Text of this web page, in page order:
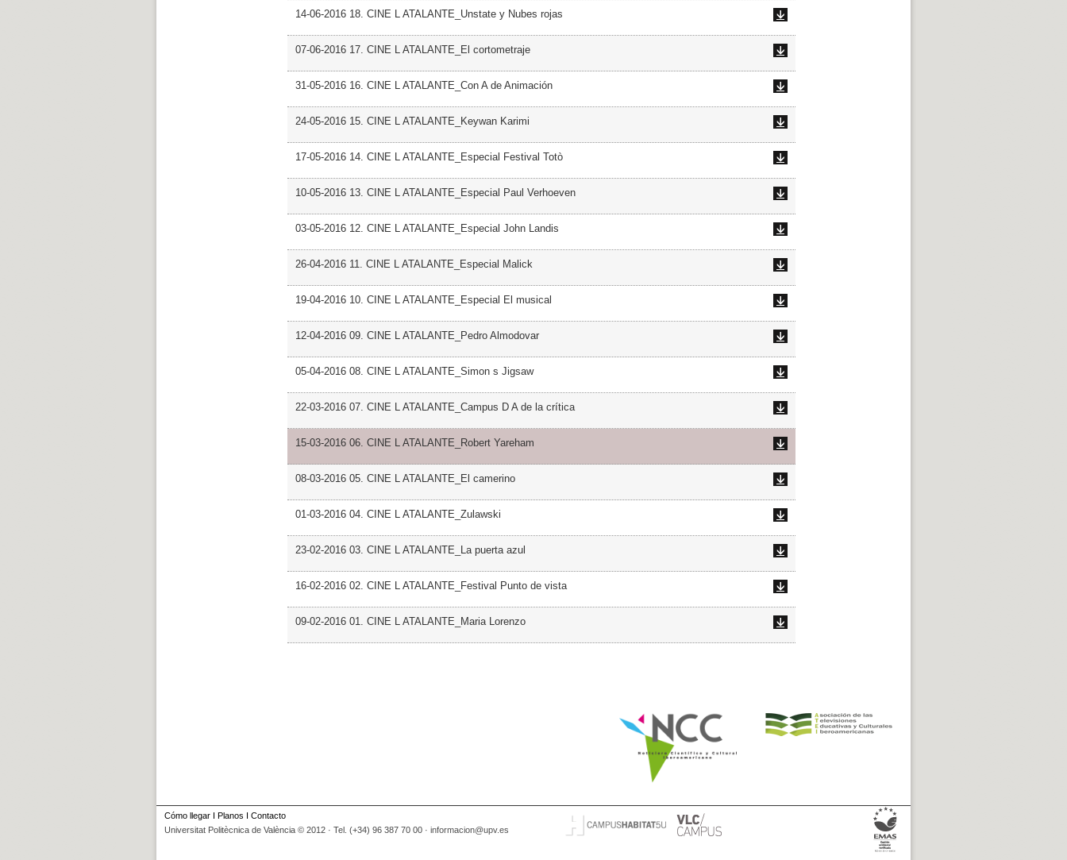
14-06-2016 18. CINE L ATALANTE_Unstate y Nubes rojas
07-06-2016 17. CINE L ATALANTE_El cortometraje
31-05-2016 16. CINE L ATALANTE_Con A de Animación
24-05-2016 15. CINE L ATALANTE_Keywan Karimi
17-05-2016 14. CINE L ATALANTE_Especial Festival Totò
10-05-2016 13. CINE L ATALANTE_Especial Paul Verhoeven
03-05-2016 12. CINE L ATALANTE_Especial John Landis
26-04-2016 11. CINE L ATALANTE_Especial Malick
19-04-2016 10. CINE L ATALANTE_Especial El musical
12-04-2016 09. CINE L ATALANTE_Pedro Almodovar
05-04-2016 08. CINE L ATALANTE_Simon s Jigsaw
22-03-2016 07. CINE L ATALANTE_Campus D A de la crítica
15-03-2016 06. CINE L ATALANTE_Robert Yareham
08-03-2016 05. CINE L ATALANTE_El camerino
01-03-2016 04. CINE L ATALANTE_Zulawski
23-02-2016 03. CINE L ATALANTE_La puerta azul
16-02-2016 02. CINE L ATALANTE_Festival Punto de vista
09-02-2016 01. CINE L ATALANTE_Maria Lorenzo
Cómo llegar I Planos I Contacto
Universitat Politècnica de València © 2012 · Tel. (+34) 96 387 70 00 · informacion@upv.es